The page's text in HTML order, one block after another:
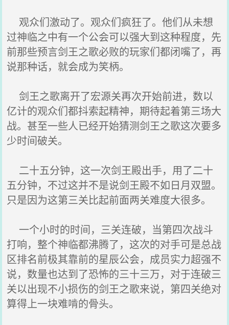
观众们激动了。观众们疯狂了。他们从未想
过神临之中有一个公会可以强大到这种程度，先
前那些预言剑王之歌必败的玩家们都闭嘴了，再
说那种话，就会成为笑柄。
剑王之歌离开了宏源关再次开始前进，数以
亿计的观众们都抖索起精神，期待起着第三场大
战。甚至一些人已经开始猜测剑王之歌这次要多
少时间破关。
二十五分钟，这一次剑王殿出手，用了二十
五分钟，不过这并不是说剑王殿不如日月双盟。
只是因为这第三关比起前面两关难度大很多。
一个小时的时间，三关连破，当第四次战斗
打响，整个神临都沸腾了，这次的对手可是总战
区排名前极其靠前的星辰公会，成员实力超强不
说，数量也达到了恐怖的三十三万，对于连破三
关以出现不小损伤的剑王之歌来说，第四关绝对
算得上一块难啃的骨头。